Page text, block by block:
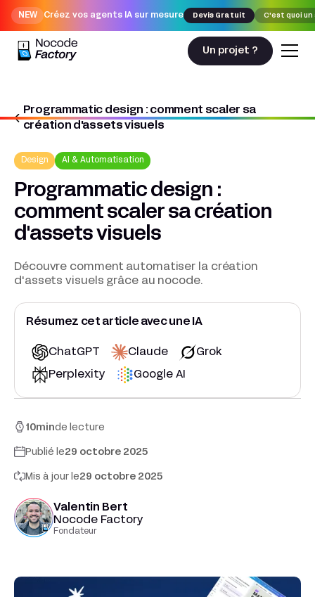
NEW Créez vos agents IA sur mesure Devis Gratuit C'est quoi un
Un projet ?
Programmatic design : comment scaler sa
création d'assets visuels
Nocodefactory Design
Design AI & Automatisation
Programmatic design :
comment scaler sa création
d'assets visuels
Découvre comment automatiser la création
d'assets visuels grâce au nocode.
Résumez cet article avec une IA
ChatGPT Claude Grok
Perplexity Google AI
10minde lecture
Publié le29 octobre 2025
Mis à jour le29 octobre 2025
Valentin Bert
Nocode Factory
Fondateur